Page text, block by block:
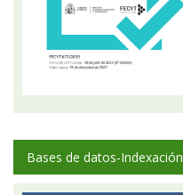
Bases de datos-Indexación